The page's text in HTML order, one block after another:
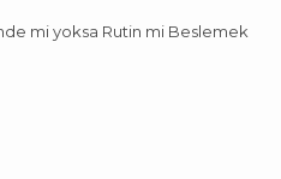
mi yoksa Rutin mi Beslemek